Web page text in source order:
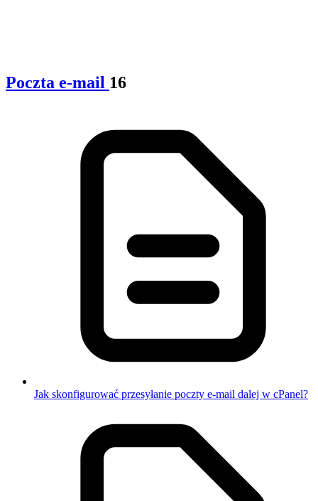
Poczta e-mail 16
Jak skonfigurować przesyłanie poczty e-mail dalej w cPanel?